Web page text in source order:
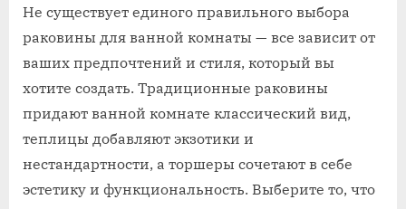
Не существует единого правильного выбора
раковины для ванной комнаты — все зависит от
ваших предпочтений и стиля, который вы
хотите создать. Традиционные раковины
придают ванной комнате классический вид,
теплицы добавляют экзотики и
нестандартности, а торшеры сочетают в себе
эстетику и функциональность. Выберите то, что